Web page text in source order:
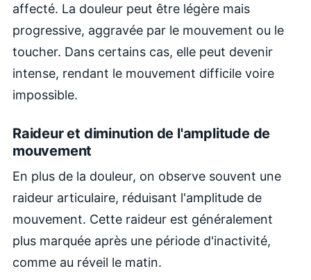
affecté. La douleur peut être légère mais
progressive, aggravée par le mouvement ou le
toucher. Dans certains cas, elle peut devenir
intense, rendant le mouvement difficile voire
impossible.
Raideur et diminution de l'amplitude de
mouvement
En plus de la douleur, on observe souvent une
raideur articulaire, réduisant l'amplitude de
mouvement. Cette raideur est généralement
plus marquée après une période d'inactivité,
comme au réveil le matin.